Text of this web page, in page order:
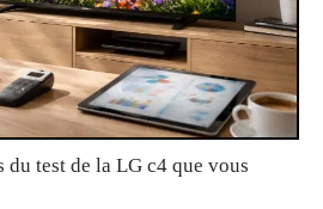
du test de la LG c4 que vous